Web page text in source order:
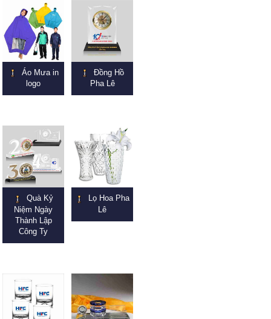
Áo Mưa in
logo
Đồng Hồ
Pha Lê
Quà Kỷ
Niệm Ngày
Thành Lập
Công Ty
Lọ Hoa Pha
Lê